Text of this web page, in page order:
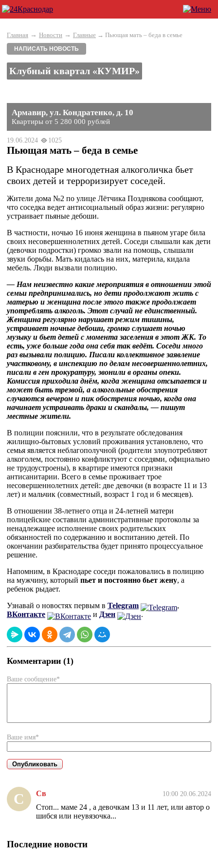
Главная → Новости → Главные → Пьющая мать – беда в семье
НАПИСАТЬ НОВОСТЬ
Клубный квартал «КУМИР»
Армавир, ул. Кондратенко, д. 10
Квартиры от 5 280 000 рублей
19.06.2024 1025
Пьющая мать – беда в семье
В Краснодаре многодетная алкоголичка бьет
своих детей и терроризирует соседей.
Жители дома №2 по улице Лётчика Позднякова сообщают,
что соседка ведет антисоциальный образ жизни: регулярно
устраивает пьяные дебоши.
В частности, ночью 16 июня женщина в пьяном угаре била
своих несовершеннолетних детей. Соседи слышали как дети
(девочки подростки) громко звали на помощь, слышали
звуки борьбы. Мать кидалась на них, материла, кидала
мебель. Люди вызвали полицию.
— Нам неизвестно какие мероприятия в отношении этой
семьи предпринимались, но дети продолжают жить с
матерью и женщина после этого также продолжает
употреблять алкоголь. Этот случай не единственный.
Женщина регулярно нарушает режим тишины,
устраивает ночные дебоши, громко слушает ночью
музыку и бьет детей с момента заселения в этот ЖК. То
есть, уже больше года она себя так ведёт. Соседи много
раз вызывали полицию. Писали коллективное заявление
участковому, в инспекцию по делам несовершеннолетних,
писали в ген прокуратуру, звонили в органы опеки.
Комиссия приходила днëм, когда женщина отсыпается и
может быть трезвой, а алкогольные обострения
случаются вечером и пик обострения ночью, когда она
начинает устраивать драки и скандалы, — пишут
местные жители.
В полиции пояснили, что в результате обследования
жилищно-бытовых условий проживания установлено, что
семья является неблагополучной (родители злоупотребляют
алкоголем, постоянно конфликтуют с соседями, официально
не трудоустроены), в квартире имеются признаки
антисанитарии. Всего в семье проживает трое
несовершеннолетних детей: две девочки (в возрасте 11 и 13
лет) и мальчик (совместный, возраст 1 год и 6 месяцев).
В отношении 38-летнего отца и 24-летней матери
полицейские составили административные протоколы за
ненадлежащее исполнение своих родительских
обязанностей по содержанию и воспитанию детей. По
окончании разбирательства будет принято процессуальное
решение.
Напомним, в Краснодаре соседи пожаловались в полицию
на мужчину, который пьет и постоянно бьет жену, а
ребенок рыдает.
Узнавай о новостях первым в Telegram
,
ВКонтакте
и Дзен .
Комментарии (1)
Ваше сообщение*
Ваше имя*
С Св 10:00 20.06.2024
Стоп... маме 24 , а девочкам 13 и 11 лет, или автор о
шибся или неувязочка...
Последние новости